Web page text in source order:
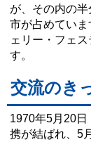
が、その内の
市が占めてい
ェリー・フェ
す。
交流のき
1970年5月20
携が結ばれ、5